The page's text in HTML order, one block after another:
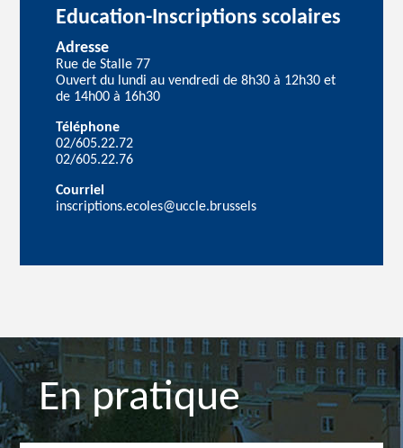
Education-Inscriptions scolaires
Adresse
Rue de Stalle 77
Ouvert du lundi au vendredi de 8h30 à 12h30 et
de 14h00 à 16h30
Téléphone
02/605.22.72
02/605.22.76
Courriel
inscriptions.ecoles@uccle.brussels
En pratique